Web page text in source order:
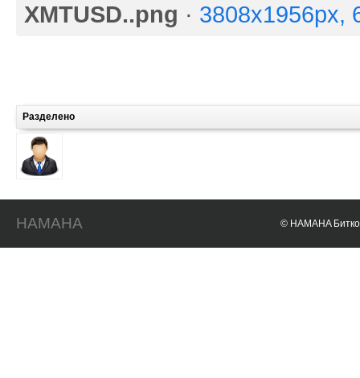
XMTUSD..png · 3808x1956px,
Разделено
HAMAHA © HAMAHA